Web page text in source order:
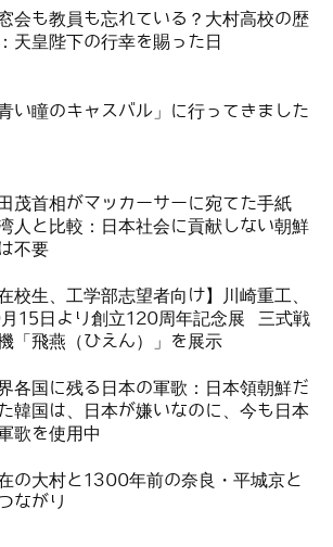
会も教員も忘れている？大村高校の歴
天皇陛下の行幸を賜った日
青い瞳のキャスバル」に行ってきました
茂首相がマッカーサーに宛てた手紙
人と比較：日本社会に貢献しない朝鮮
不要
在校生、工学部志望者向け】川崎重工、
15日より創立120周年記念展 三式戦
「飛燕（ひえん）」を展示
各国に残る日本の軍歌：日本領朝鮮だ
韓国は、日本が嫌いなのに、今も日本
歌を使用中
の大村と1300年前の奈良・平城京と
ながり